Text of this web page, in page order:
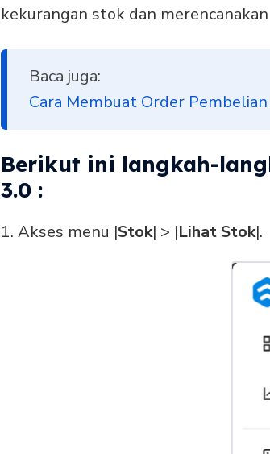
kekurangan stok dan
Baca juga:
Cara Membuat Order
Berikut ini langkah-
3.0 :
1. Akses menu |Stok| > |Lihat Stok|.